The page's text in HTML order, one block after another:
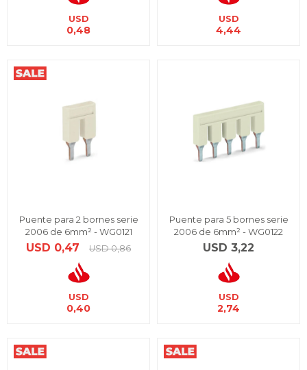
USD
0,48
USD
4,44
Puente para 2 bornes serie
2006 de 6mm² - WG0121
USD 0,47 USD 0,86
USD
0,40
Puente para 5 bornes serie
2006 de 6mm² - WG0122
USD 3,22
USD
2,74